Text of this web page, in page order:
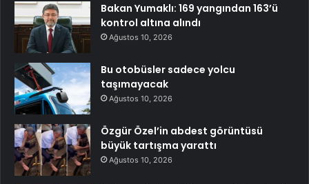
Bakan Yumaklı: 169 yangından 163’ü
kontrol altına alındı
Ağustos 10, 2026
Bu otobüsler sadece yolcu
taşımayacak
Ağustos 10, 2026
Özgür Özel’in abdest görüntüsü
büyük tartışma yarattı
Ağustos 10, 2026